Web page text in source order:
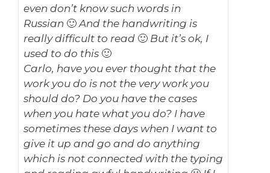
even don’t know such words in
Russian 🙂 And the handwriting is
really difficult to read 🙂 But it’s ok, I
used to do this 🙂
Carlo, have you ever thought that the
work you do is not the very work you
should do? Do you have the cases
when you hate what you do? I have
sometimes these days when I want to
give it up and go and do anything
which is not connected with the typing